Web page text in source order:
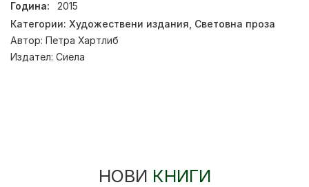
Година:
2015
Категории: Художествени издания Световна проза
Автор: Петра Хартлиб
Издател: Сиела
НОВИ КНИГИ